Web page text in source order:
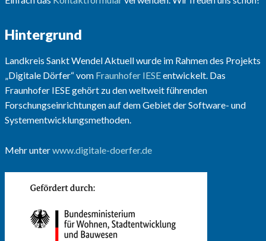
Hintergrund
Landkreis Sankt Wendel Aktuell wurde im Rahmen des Projekts
„Digitale Dörfer“ vom Fraunhofer IESEentwickelt. Das
Fraunhofer IESE gehört zu den weltweit führenden
Forschungseinrichtungen auf dem Gebiet der Software- und
Systementwicklungsmethoden.
Mehr unterwww.digitale-doerfer.de